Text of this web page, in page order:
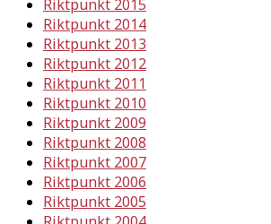
Riktpunkt 2015
Riktpunkt 2014
Riktpunkt 2013
Riktpunkt 2012
Riktpunkt 2011
Riktpunkt 2010
Riktpunkt 2009
Riktpunkt 2008
Riktpunkt 2007
Riktpunkt 2006
Riktpunkt 2005